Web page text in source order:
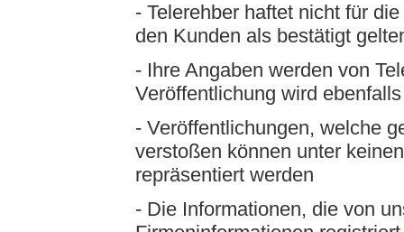
- Telerehber haftet nicht für
den Kunden als bestätigt
- Ihre Angaben werden von
Veröffentlichung wird
- Veröffentlichungen, welche
verstoßen können unter
repräsentiert werden
- Die Informationen, die von